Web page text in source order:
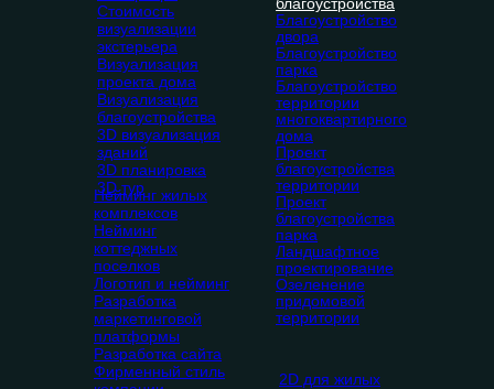
Благоустройство
двора
Благоустройство
парка
Благоустройство
территории
многоквартирного
дома
Проект
благоустройства
территории
Проект
благоустройства
парка
Ландшафтное
проектирование
Озеленение
придомовой
территории
2D для жилых
Стоимость
визуализации
экстерьера
Визуализация
проекта дома
Визуализация
благоустройства
3D визуализация
зданий
3D планировка
3D тур
Нейминг жилых
комплексов
Нейминг
коттеджных
поселков
Логотип и нейминг
Разработка
маркетинговой
платформы
Разработка сайта
Фирменный стиль